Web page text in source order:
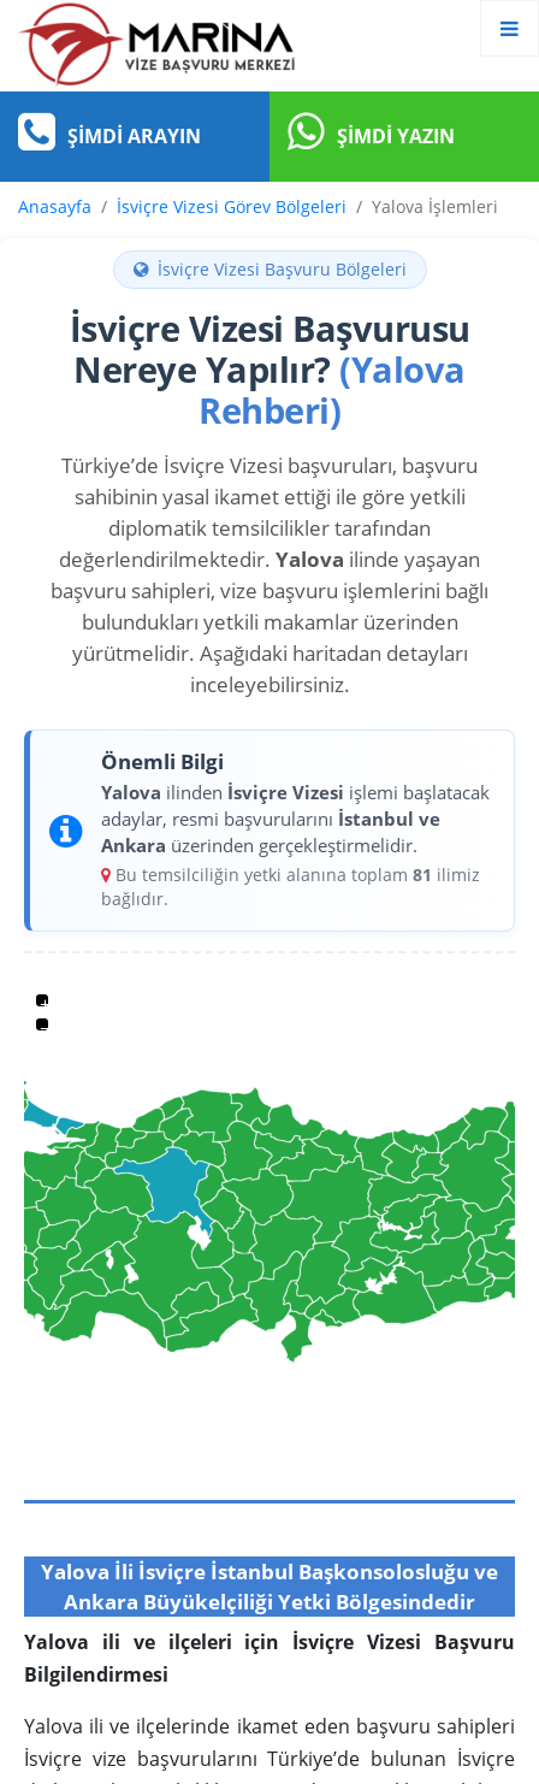
ŞIMDI ARAYIN ŞIMDI YAZIN
Anasayfa İsviçre Vizesi Görev Bölgeleri Yalova İşlemleri
İsviçre Vizesi Başvuru Bölgeleri
İsviçre Vizesi Başvurusu
Nereye Yapılır? (Yalova
Rehberi)
Türkiye’de İsviçre Vizesi başvuruları, başvuru
sahibinin yasal ikamet ettiği ile göre yetkili
diplomatik temsilcilikler tarafından
değerlendirilmektedir. Yalova ilinde yaşayan
başvuru sahipleri, vize başvuru işlemlerini bağlı
bulundukları yetkili makamlar üzerinden
yürütmelidir. Aşağıdaki haritadan detayları
inceleyebilirsiniz.
Önemli Bilgi
Yalova ilinden İsviçre Vizesi işlemi başlatacak
adaylar, resmi başvurularını İstanbul ve
Ankara üzerinden gerçekleştirmelidir.
Bu temsilciliğin yetki alanına toplam 81 ilimiz
bağlıdır.
+
−
Yalova İli İsviçre İstanbul Başkonsolosluğu ve
Ankara Büyükelçiliği Yetki Bölgesindedir
Yalova ili ve ilçeleri için İsviçre Vizesi Başvuru
Bilgilendirmesi
Yalova ili ve ilçelerinde ikamet eden başvuru sahipleri
İsviçre vize başvurularını Türkiye’de bulunan İsviçre